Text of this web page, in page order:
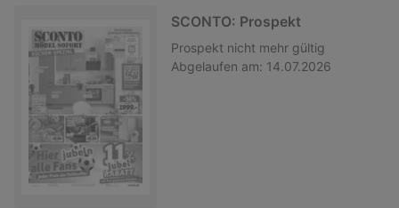
SCONTO: Prospekt
Prospekt nicht mehr gültig
Abgelaufen am: 14.07.2026